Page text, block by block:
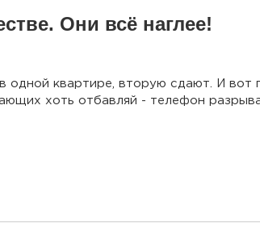
Они всё наглее!
одной квартире, вторую сдают. И
хоть отбавляй - телефон